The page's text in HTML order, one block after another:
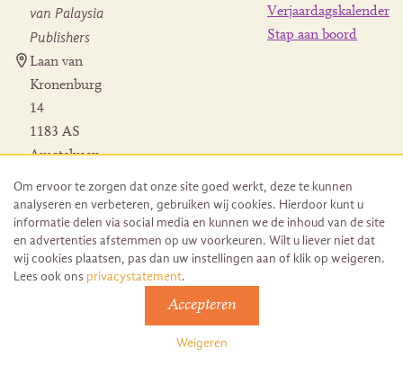
van Palaysia
Publishers
Laan van
Kronenburg
14
1183 AS
Amstelveen
Herroeping
bestelling
Verjaardagskalender
Stap aan boord
© 2026 Uitgeverij Juwelenschip. Duurzaam ontwikkeld door
Go2People
Algemene voorwaarden | Sitemap
Om ervoor te zorgen dat onze site goed werkt, deze te kunnen
analyseren en verbeteren, gebruiken wij cookies. Hierdoor kunt u
informatie delen via social media en kunnen we de inhoud van de site
en advertenties afstemmen op uw voorkeuren. Wilt u liever niet dat
wij cookies plaatsen, pas dan uw instellingen aan of klik op weigeren.
Lees ook ons privacystatement.
Accepteren
Weigeren